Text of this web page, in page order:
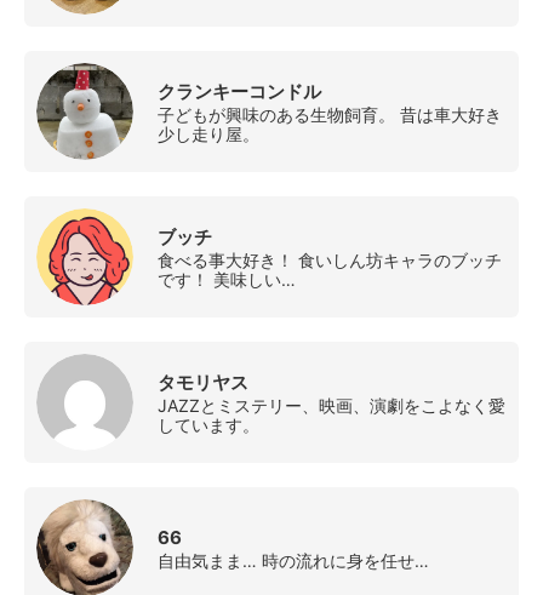
クランキーコンドル
子どもが興味のある生物飼育。 昔は車大好き
少し走り屋。
ブッチ
食べる事大好き！ 食いしん坊キャラのブッチ
です！ 美味しい…
タモリヤス
JAZZとミステリー、映画、演劇をこよなく愛
しています。
66
自由気まま… 時の流れに身を任せ…